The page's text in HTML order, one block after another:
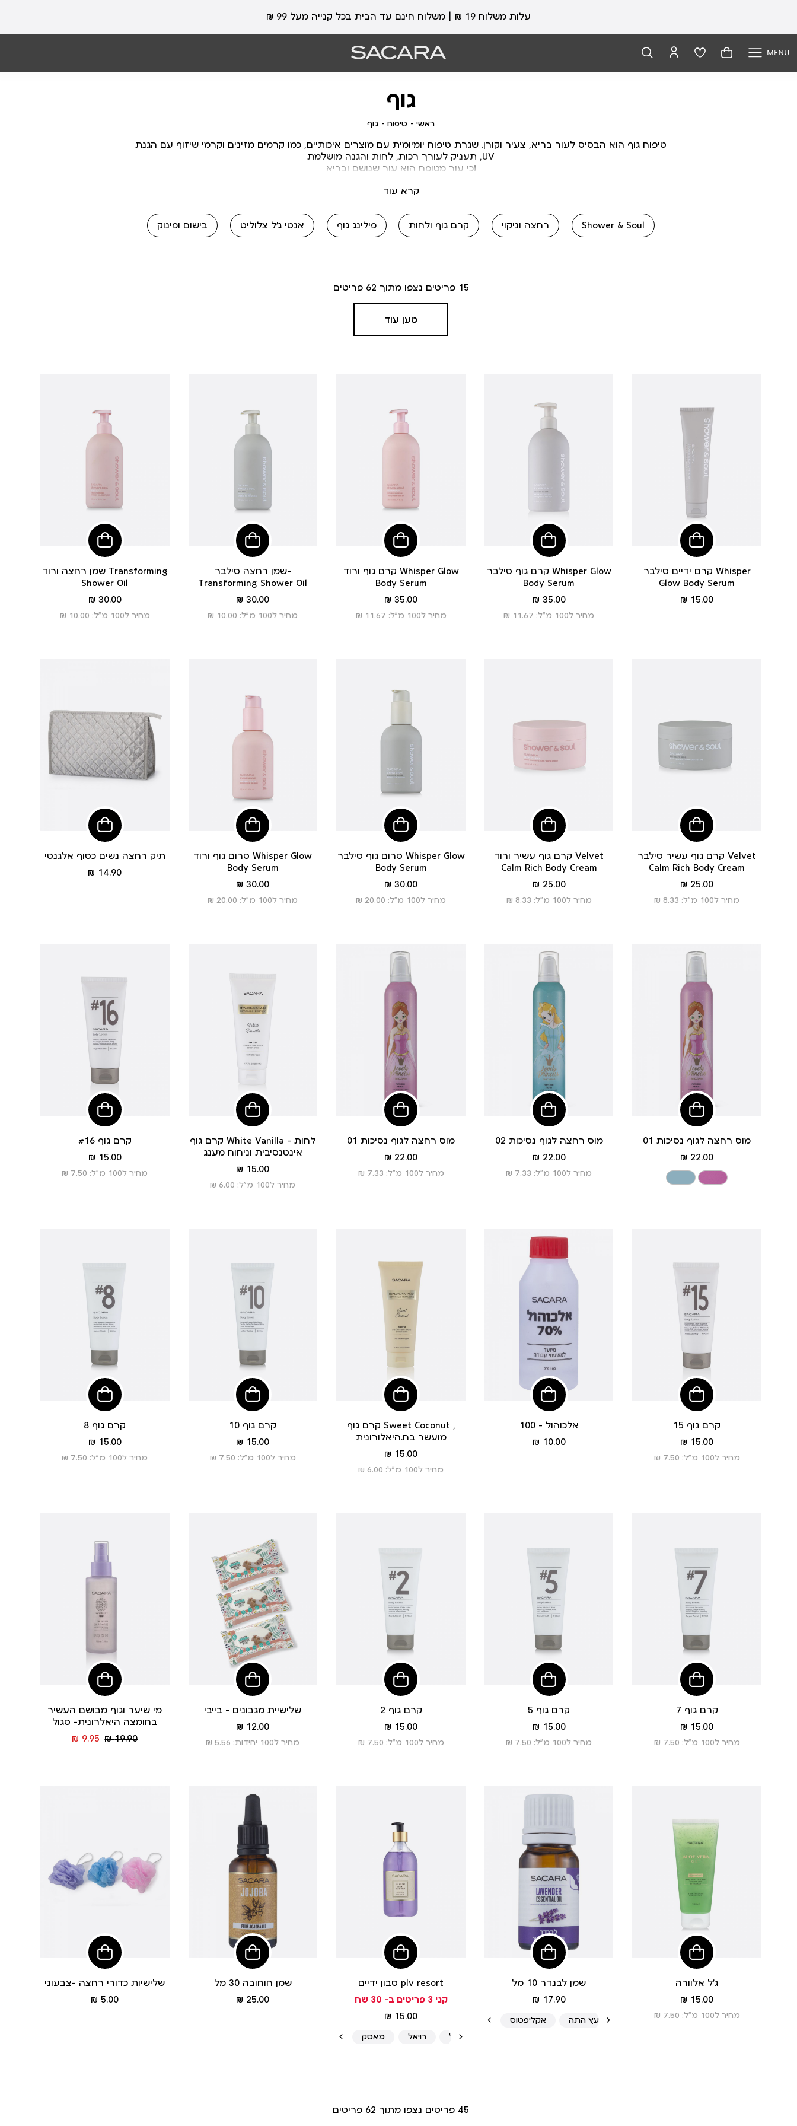
עלות משלוח 19 ₪ | משלוח חינם עד הבית בכל קנייה מעל 99 ₪
גוף
ראשי ראשי
טיפוח טיפוח
גוףגוף
טיפוח גוף הוא הבסיס לעור בריא, צעיר וקורן. שגרת טיפוח יומיומית עם מוצרים איכותיים, כמו קרמים מזינים וקרמי שיזוף עם הגנת
UV, תעניק לעורך רכות, לחות והגנה מושלמת
!כי עור מטופח הוא עור שנושם ובריא
קרא עוד
Shower & Soul רחצה וניקוי קרם גוף ולחות פילינג גוף אנטי ג'ל צלוליט בישום ופינוק
15 פריטים נצפו מתוך 62 פריטים
טען עוד
הוסיפי
לסל
קרם ידיים סילבר Whisper
Glow Body Serum
מחיר15.00 ₪
הוסיפי
לסל
קרם גוף סילבר Whisper Glow
Body Serum
מחיר
מוצר
35.00 ₪
מחיר ל100 מ”ל: 11.67 ₪
הוסיפי
לסל
קרם גוף ורוד Whisper Glow
Body Serum
מחיר
מוצר
35.00 ₪
מחיר ל100 מ”ל: 11.67 ₪
הוסיפי
לסל
שמן רחצה סילבר-
Transforming Shower Oil
מחיר
מוצר
30.00 ₪
מחיר ל100 מ”ל: 10.00 ₪
הוסיפי
לסל
שמן רחצה ורוד Transforming
Shower Oil
מחיר
מוצר
30.00 ₪
מחיר ל100 מ”ל: 10.00 ₪
הוסיפי
לסל
קרם גוף עשיר סילבר Velvet
Calm Rich Body Cream
מחיר
מוצר
25.00 ₪
מחיר ל100 מ”ל: 8.33 ₪
הוסיפי
לסל
קרם גוף עשיר ורוד Velvet
Calm Rich Body Cream
מחיר
מוצר
25.00 ₪
מחיר ל100 מ”ל: 8.33 ₪
הוסיפי
לסל
סרום גוף סילבר Whisper Glow
Body Serum
מחיר
מוצר
30.00 ₪
מחיר ל100 מ”ל: 20.00 ₪
הוסיפי
לסל
סרום גוף ורוד Whisper Glow
Body Serum
מחיר
מוצר
30.00 ₪
מחיר ל100 מ”ל: 20.00 ₪
הוסיפי
לסל
תיק רחצה נשים כסוף אלגנטי
מחיר14.90 ₪
הוסיפי
לסל
מוס רחצה לגוף נסיכות 01
מחיר
מוצר
22.00 ₪
הוסיפי
לסל
מוס רחצה לגוף נסיכות 02
מחיר
מוצר
22.00 ₪
מחיר ל100 מ”ל: 7.33 ₪
הוסיפי
לסל
מוס רחצה לגוף נסיכות 01
מחיר
מוצר
22.00 ₪
מחיר ל100 מ”ל: 7.33 ₪
הוסיפי
לסל
קרם גוף White Vanilla – לחות
אינטנסיבית וניחוח מענג
מחיר
מוצר
15.00 ₪
מחיר ל100 מ”ל: 6.00 ₪
הוסיפי
לסל
קרם גוף #16
מחיר
מוצר
15.00 ₪
מחיר ל100 מ”ל: 7.50 ₪
קרם גוף 15
מחיר
מוצר
15.00 ₪
מחיר ל100 מ”ל: 7.50 ₪
אלכוהול - 100
מחיר10.00 ₪
קרם גוף Sweet Coconut ,
מועשר בח.היאלורונית
מחיר
מוצר
15.00 ₪
מחיר ל100 מ”ל: 6.00 ₪
קרם גוף 10
מחיר
מוצר
15.00 ₪
מחיר ל100 מ”ל: 7.50 ₪
קרם גוף 8
מחיר
מוצר
15.00 ₪
מחיר ל100 מ”ל: 7.50 ₪
קרם גוף 7
מחיר
מוצר
15.00 ₪
מחיר ל100 מ”ל: 7.50 ₪
קרם גוף 5
מחיר
מוצר
15.00 ₪
מחיר ל100 מ”ל: 7.50 ₪
קרם גוף 2
מחיר
מוצר
15.00 ₪
מחיר ל100 מ”ל: 7.50 ₪
שלישיית מגבונים - בייבי
מחיר12.00 ₪
מחיר ל100 יחידות: 5.56 ₪
מי שיער וגוף מבושם העשיר
בחומצה היאלרונית- סגול
מחיר9.95 ₪ מחיר19.90 ₪
ג’ל אלוורה
מחיר
מוצר
15.00 ₪
מחיר ל100 מ”ל: 7.50 ₪
שמן לבנדר 10 מל
מחיר17.90 ₪
אקליפטוס עץ התה
סבון ידיים plv resort
קני 3 פריטים ב- 30 שח
מחיר15.00 ₪
מאסק רויאל פטשולי לבנדר וניל
שמן חוחובה 30 מל
מחיר25.00 ₪
שלישיות כדורי רחצה -צבעוני
מחיר5.00 ₪
45 פריטים נצפו מתוך 62 פריטים